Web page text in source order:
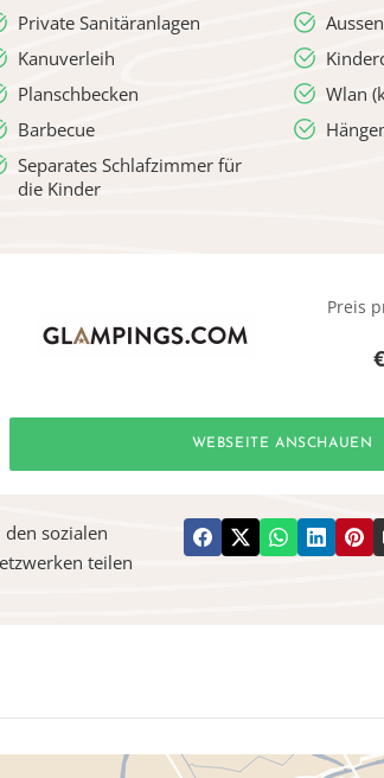
Private Sanitäranlagen
Kanuverleih
Planschbecken
Wlan
Barbecue
Separates Schlafzimmer für
die Kinder
Preis
€
WEBSEITE ANSCHAUEN
den sozialen
teilen